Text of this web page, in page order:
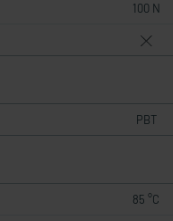
100 N
PBT
85 °C